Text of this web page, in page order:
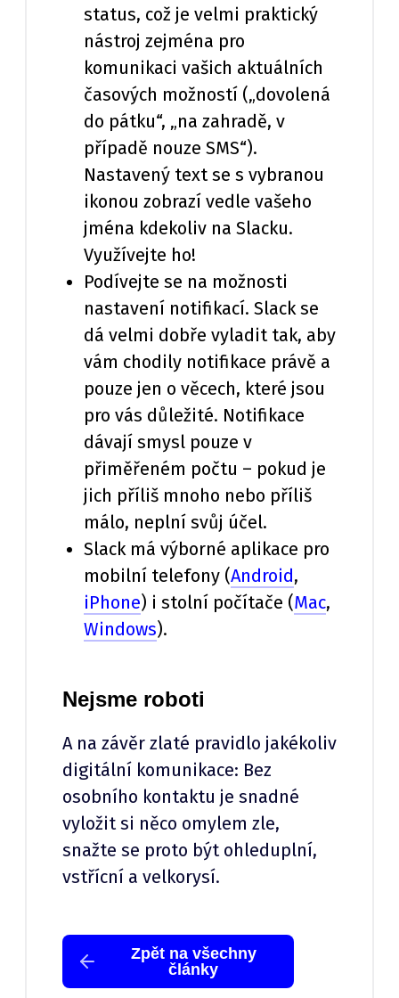
status, což je velmi praktický
nástroj zejména pro
komunikaci vašich aktuálních
časových možností („dovolená
do pátku“, „na zahradě, v
případě nouze SMS“).
Nastavený text se s vybranou
ikonou zobrazí vedle vašeho
jména kdekoliv na Slacku.
Využívejte ho!
Podívejte se na možnosti
nastavení notifikací. Slack se
dá velmi dobře vyladit tak, aby
vám chodily notifikace právě a
pouze jen o věcech, které jsou
pro vás důležité. Notifikace
dávají smysl pouze v
přiměřeném počtu – pokud je
jich příliš mnoho nebo příliš
málo, neplní svůj účel.
Slack má výborné aplikace pro
mobilní telefony (Android,
iPhone) i stolní počítače (Mac,
Windows).
Nejsme roboti
A na závěr zlaté pravidlo jakékoliv
digitální komunikace: Bez
osobního kontaktu je snadné
vyložit si něco omylem zle,
snažte se proto být ohleduplní,
vstřícní a velkorysí.
Zpět na všechny
články